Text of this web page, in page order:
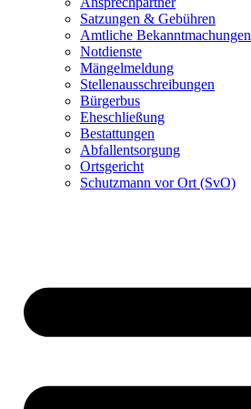
Satzungen & Gebühren
Amtliche Bekanntmachungen
Notdienste
Mängelmeldung
Stellenausschreibungen
Bürgerbus
Eheschließung
Bestattungen
Abfallentsorgung
Ortsgericht
Schutzmann vor Ort (SvO)